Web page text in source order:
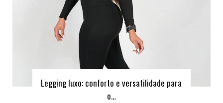
Legging luxo: conforto e versatilidade para
o…